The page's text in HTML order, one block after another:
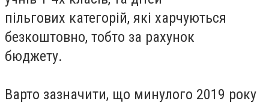
пільгових категорій, які харчуються
безкоштовно, тобто за рахунок
бюджету.
Варто зазначити, що минулого 2019 року